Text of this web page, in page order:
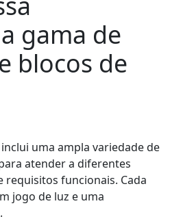
gama de
blocos de
uma ampla variedade de
atender a diferentes
requisitos funcionais. Cada
jogo de luz e uma